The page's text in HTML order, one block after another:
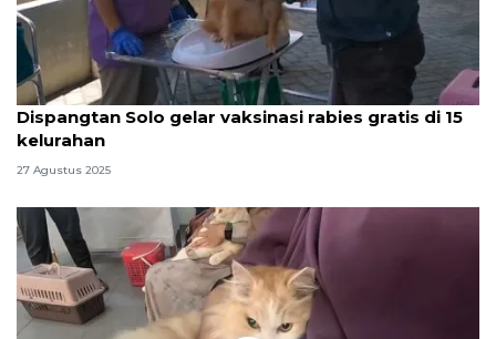
Dispangtan Solo gelar vaksinasi rabies gratis di 15
kelurahan
27 Agustus 2025